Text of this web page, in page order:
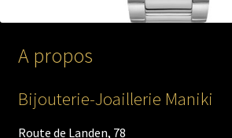
A propos
Bijouterie-Joaillerie Maniki
Route de Landen, 78